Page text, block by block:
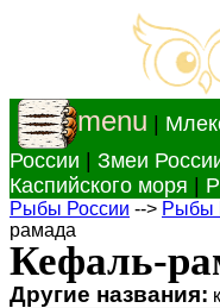
menu
России
Змеи
Каспийского моря
Рыбы России --> Рыбы
рамада
Кефаль-
Другие названия: